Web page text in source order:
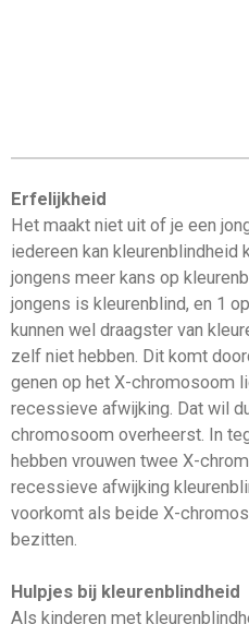
Erfelijkheid
Het maakt niet uit of je een
iedereen kan kleurenblindheid
jongens meer kans op
jongens is kleurenblind, en 1
kunnen wel draagster van
zelf niet hebben. Dit komt
genen op het X-chromosoom
recessieve afwijking. Dat wil
chromosoom overheerst. In
hebben vrouwen twee X-
recessieve afwijking
voorkomt als beide X-
bezitten.
Hulpjes bij kleurenblindheid
Als kinderen met